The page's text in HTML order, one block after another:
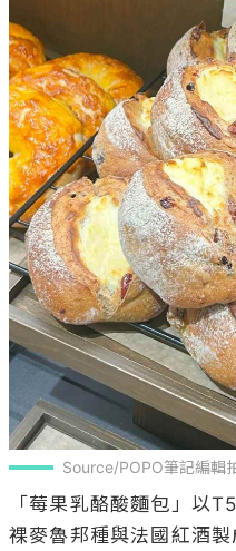
Source/POPO筆記編輯
「莓果乳酪酸麵包」以
裸麥魯邦種與法國紅酒